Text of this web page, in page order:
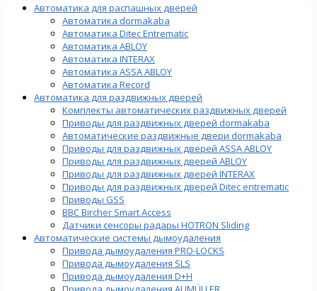
Автоматика для распашных дверей
Автоматика dormakaba
Автоматика Ditec Entrematic
Автоматика ABLOY
Автоматика INTERAX
Автоматика ASSA ABLOY
Автоматика Record
Автоматика для раздвижных дверей
Комплекты автоматических раздвижных дверей
Приводы для раздвижных дверей dormakaba
Автоматические раздвижные двери dormakaba
Приводы для раздвижных дверей ASSA ABLOY
Приводы для раздвижных дверей ABLOY
Приводы для раздвижных дверей INTERAX
Приводы для раздвижных дверей Ditec entrematic
Приводы GSS
BBC Bircher Smart Access
Датчики сенсоры радары HOTRON Sliding
Автоматические системы дымоудаления
Привода дымоудаления PRO-LOCKS
Привода дымоудаления SLS
Привода дымоудаления D+H